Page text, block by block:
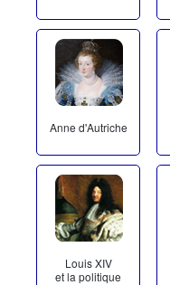
Anne d'Autriche
Louis XIV
et la politique